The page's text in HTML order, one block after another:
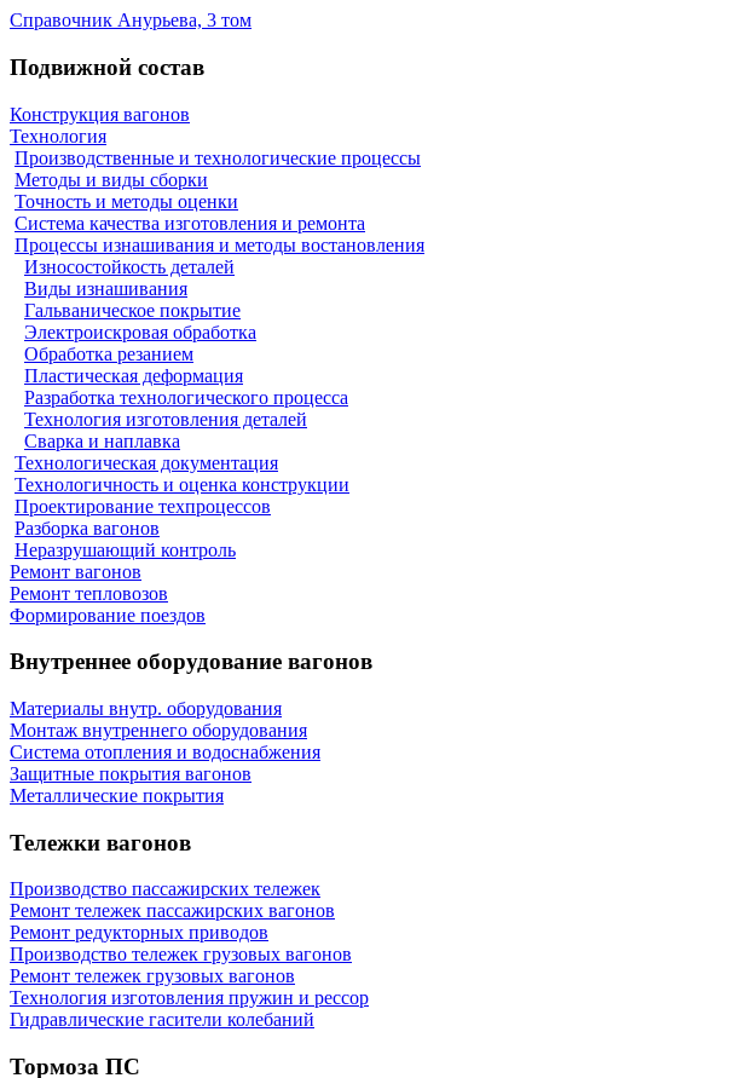
Справочник Анурьева, 3 том
Подвижной состав
Конструкция вагонов
Технология
Производственные и технологические процессы
Методы и виды сборки
Точность и методы оценки
Система качества изготовления и ремонта
Процессы изнашивания и методы востановления
Износостойкость деталей
Виды изнашивания
Гальваническое покрытие
Электроискровая обработка
Обработка резанием
Пластическая деформация
Разработка технологического процесса
Технология изготовления деталей
Сварка и наплавка
Технологическая документация
Технологичность и оценка конструкции
Проектирование техпроцессов
Разборка вагонов
Неразрушающий контроль
Ремонт вагонов
Ремонт тепловозов
Формирование поездов
Внутреннее оборудование вагонов
Материалы внутр. оборудования
Монтаж внутреннего оборудования
Cистема отопления и водоснабжения
Защитные покрытия вагонов
Металлические покрытия
Тележки вагонов
Производство пассажирских тележек
Ремонт тележек пассажирских вагонов
Ремонт редукторных приводов
Производство тележек грузовых вагонов
Ремонт тележек грузовых вагонов
Технология изготовления пружин и рессор
Гидравлические гасители колебаний
Тормоза ПС